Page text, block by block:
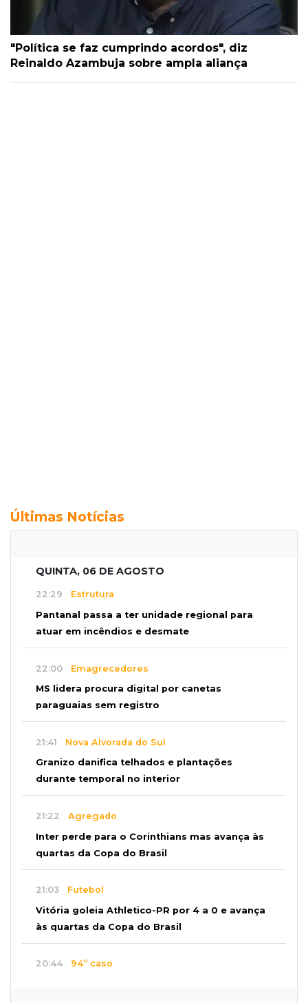
"Política se faz cumprindo acordos", diz
Reinaldo Azambuja sobre ampla aliança
Últimas Notícias
QUINTA, 06 DE AGOSTO
22:29 Estrutura
Pantanal passa a ter unidade regional para
atuar em incêndios e desmate
22:00 Emagrecedores
MS lidera procura digital por canetas
paraguaias sem registro
21:41 Nova Alvorada do Sul
Granizo danifica telhados e plantações
durante temporal no interior
21:22 Agregado
Inter perde para o Corinthians mas avança às
quartas da Copa do Brasil
21:03 Futebol
Vitória goleia Athletico-PR por 4 a 0 e avança
às quartas da Copa do Brasil
20:44 94º caso